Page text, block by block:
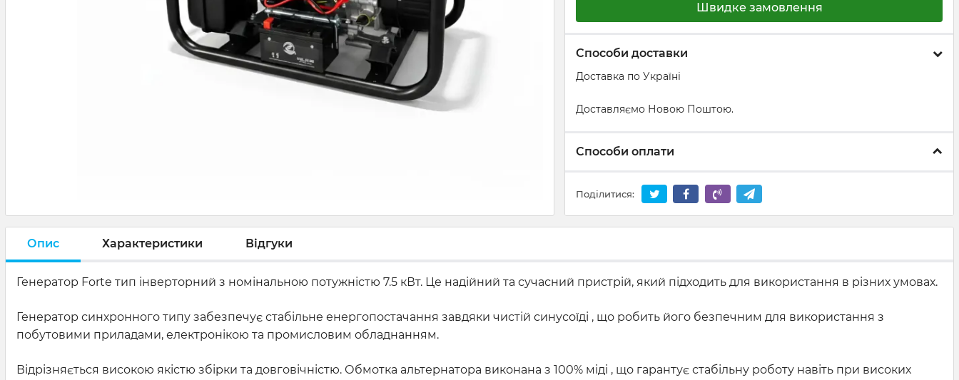
Швидке замовлення
Способи доставки
Доставка по Україні
Доставляємо Новою Поштою.
Способи оплати
Поділитися:
Опис Характеристики Відгуки
Генератор Forte тип інверторний з номінальною потужністю 7.5 кВт. Це надійний та сучасний пристрій, який підходить для використання в різних умовах.
Генератор синхронного типу забезпечує стабільне енергопостачання завдяки чистій синусоїді , що робить його безпечним для використання з
побутовими приладами, електронікою та промисловим обладнанням.
Відрізняється високою якістю збірки та довговічністю. Обмотка альтернатора виконана з 100% міді , що гарантує стабільну роботу навіть при високих